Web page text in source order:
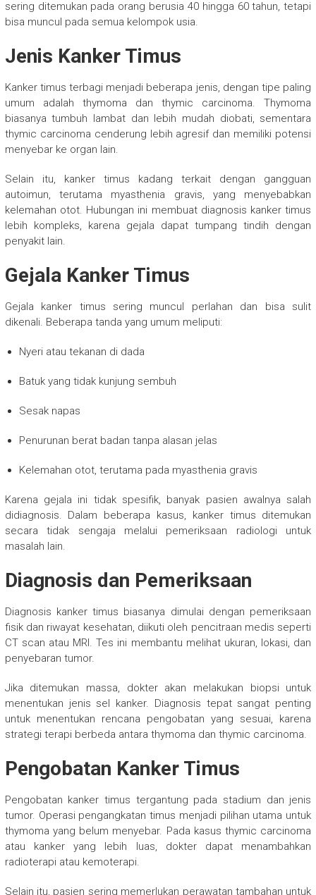
sering ditemukan pada orang berusia 40 hingga 60 tahun, tetapi
bisa muncul pada semua kelompok usia.
Jenis Kanker Timus
Kanker timus terbagi menjadi beberapa jenis, dengan tipe paling
umum adalah thymoma dan thymic carcinoma. Thymoma
biasanya tumbuh lambat dan lebih mudah diobati, sementara
thymic carcinoma cenderung lebih agresif dan memiliki potensi
menyebar ke organ lain.
Selain itu, kanker timus kadang terkait dengan gangguan
autoimun, terutama myasthenia gravis, yang menyebabkan
kelemahan otot. Hubungan ini membuat diagnosis kanker timus
lebih kompleks, karena gejala dapat tumpang tindih dengan
penyakit lain.
Gejala Kanker Timus
Gejala kanker timus sering muncul perlahan dan bisa sulit
dikenali. Beberapa tanda yang umum meliputi:
Nyeri atau tekanan di dada
Batuk yang tidak kunjung sembuh
Sesak napas
Penurunan berat badan tanpa alasan jelas
Kelemahan otot, terutama pada myasthenia gravis
Karena gejala ini tidak spesifik, banyak pasien awalnya salah
didiagnosis. Dalam beberapa kasus, kanker timus ditemukan
secara tidak sengaja melalui pemeriksaan radiologi untuk
masalah lain.
Diagnosis dan Pemeriksaan
Diagnosis kanker timus biasanya dimulai dengan pemeriksaan
fisik dan riwayat kesehatan, diikuti oleh pencitraan medis seperti
CT scan atau MRI. Tes ini membantu melihat ukuran, lokasi, dan
penyebaran tumor.
Jika ditemukan massa, dokter akan melakukan biopsi untuk
menentukan jenis sel kanker. Diagnosis tepat sangat penting
untuk menentukan rencana pengobatan yang sesuai, karena
strategi terapi berbeda antara thymoma dan thymic carcinoma.
Pengobatan Kanker Timus
Pengobatan kanker timus tergantung pada stadium dan jenis
tumor. Operasi pengangkatan timus menjadi pilihan utama untuk
thymoma yang belum menyebar. Pada kasus thymic carcinoma
atau kanker yang lebih luas, dokter dapat menambahkan
radioterapi atau kemoterapi.
Selain itu, pasien sering memerlukan perawatan tambahan untuk